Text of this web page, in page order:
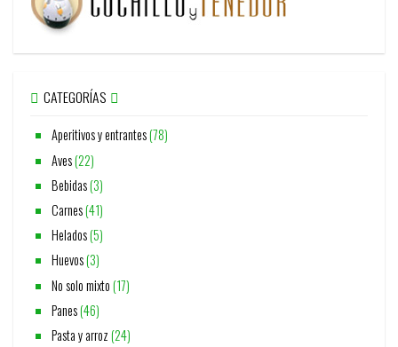
CATEGORÍAS
Aperitivos y entrantes(78)
Aves(22)
Bebidas(3)
Carnes(41)
Helados(5)
Huevos(3)
No solo mixto(17)
Panes(46)
Pasta y arroz(24)